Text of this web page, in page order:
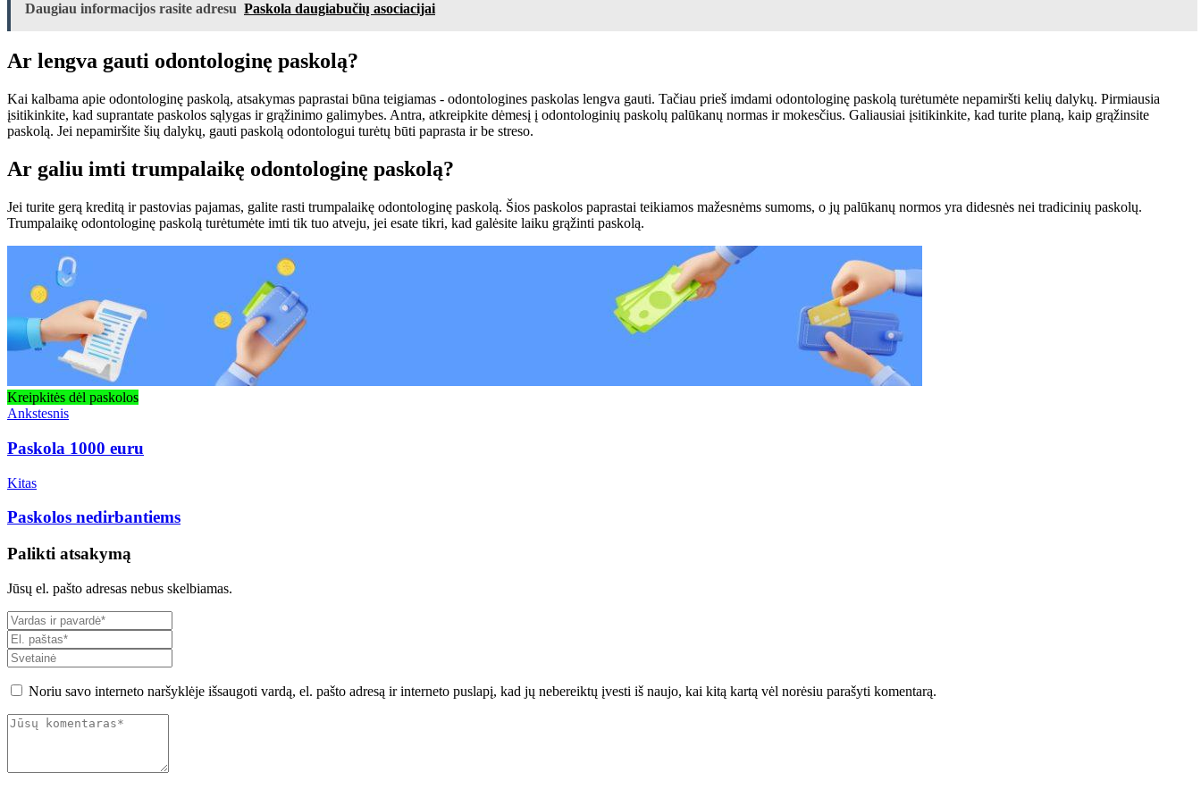
Daugiau informacijos rasite adresu Paskola daugiabučių asociacijai
Ar lengva gauti odontologinę paskolą?
Kai kalbama apie odontologinę paskolą, atsakymas paprastai būna teigiamas - odontologines paskolas lengva gauti. Tačiau prieš imdami odontologinę paskolą turėtumėte nepamiršti kelių dalykų. Pirmiausia
įsitikinkite, kad suprantate paskolos sąlygas ir grąžinimo galimybes. Antra, atkreipkite dėmesį į odontologinių paskolų palūkanų normas ir mokesčius. Galiausiai įsitikinkite, kad turite planą, kaip grąžinsite
paskolą. Jei nepamiršite šių dalykų, gauti paskolą odontologui turėtų būti paprasta ir be streso.
Ar galiu imti trumpalaikę odontologinę paskolą?
Jei turite gerą kreditą ir pastovias pajamas, galite rasti trumpalaikę odontologinę paskolą. Šios paskolos paprastai teikiamos mažesnėms sumoms, o jų palūkanų normos yra didesnės nei tradicinių paskolų.
Trumpalaikę odontologinę paskolą turėtumėte imti tik tuo atveju, jei esate tikri, kad galėsite laiku grąžinti paskolą.
Kreipkitės dėl paskolos
Ankstesnis
Paskola 1000 euru
Kitas
Paskolos nedirbantiems
Palikti atsakymą
Jūsų el. pašto adresas nebus skelbiamas.
Noriu savo interneto naršyklėje išsaugoti vardą, el. pašto adresą ir interneto puslapį, kad jų nebereiktų įvesti iš naujo, kai kitą kartą vėl norėsiu parašyti komentarą.